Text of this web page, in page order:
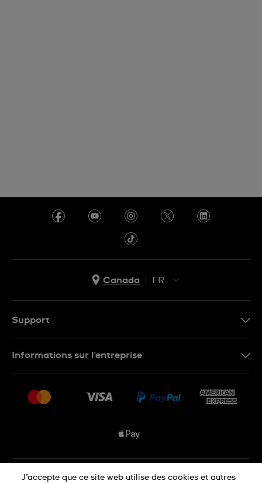
Canada
FR
Support
Conditions De Vente
Informations sur l'entreprise
Nous rejoindre
Déclaration de confidentialité
J’accepte que ce site web utilise des cookies et autres